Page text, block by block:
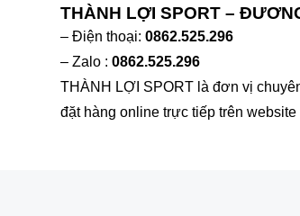
THÀNH LỢI SPORT –
– Điện thoại: 0862.525.296
– Zalo : 0862.525.296
THÀNH LỢI SPORT là đơn vị
đặt hàng online trực tiếp trên